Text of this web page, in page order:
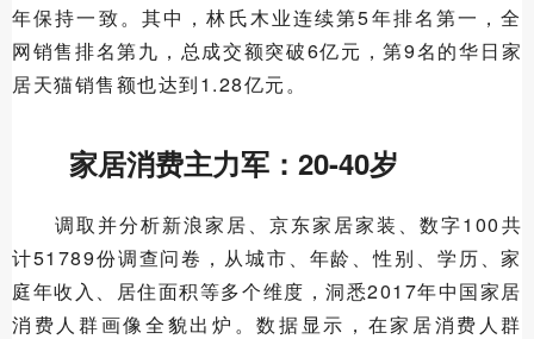
年保持一致。其中，林氏木业连续第5年排名第一，全
网销售排名第九，总成交额突破6亿元，第9名的华日家
居天猫销售额也达到1.28亿元。
家居消费主力军：20-40岁
调取并分析新浪家居、京东家居家装、数字100共
计51789份调查问卷，从城市、年龄、性别、学历、家
庭年收入、居住面积等多个维度，洞悉2017年中国家居
消费人群画像全貌出炉。数据显示，在家居消费人群